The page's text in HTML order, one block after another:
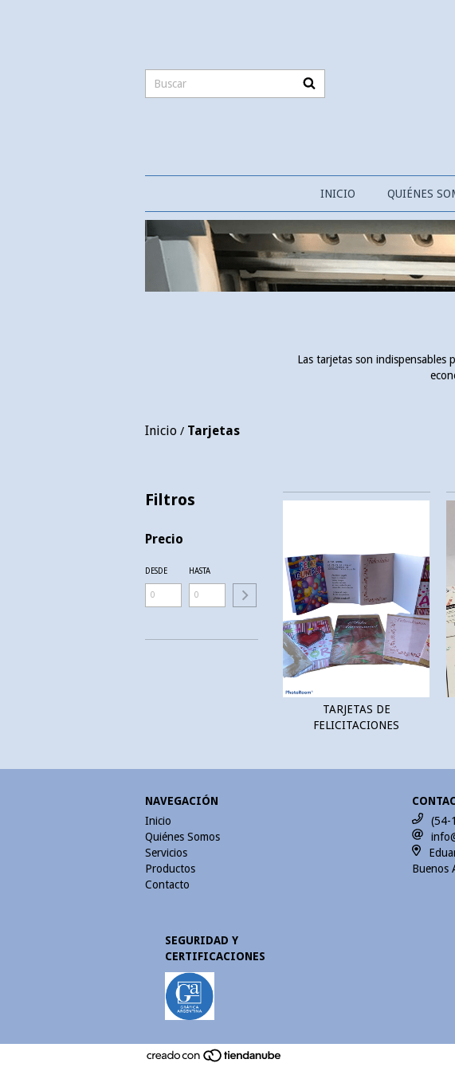
INICIO QUIÉNES
Las tarjetas son indispensables
Inicio / Tarjetas
Filtros
Precio
DESDE HASTA
TARJETAS DE
FELICITACIONES
NAVEGACIÓN
Inicio
Quiénes Somos
Servicios
Productos
Contacto
(54-
Buenos
SEGURIDAD Y
CERTIFICACIONES